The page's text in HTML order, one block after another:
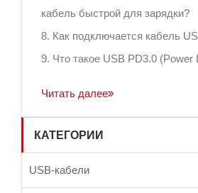
кабель быстрой для зарядки?
8. Как подключается кабель
9. Что такое USB PD3.0 (Power
Читать далее
КАТЕГОРИИ
USB-кабели